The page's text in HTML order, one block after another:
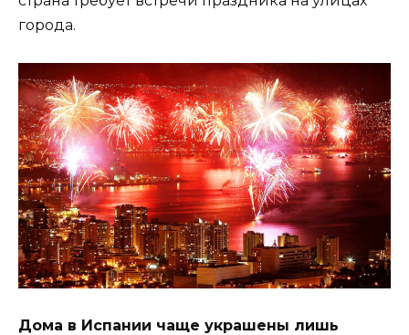
города.
Дома в Испании чаще украшены лишь